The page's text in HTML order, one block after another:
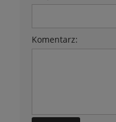
Komentarz: